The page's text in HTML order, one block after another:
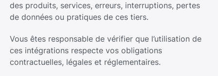
des produits, services, erreurs, interruptions, pertes
de données ou pratiques de ces tiers.
Vous êtes responsable de vérifier que l’utilisation de
ces intégrations respecte vos obligations
contractuelles, légales et réglementaires.